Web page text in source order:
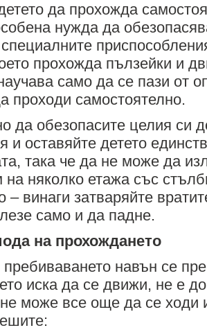
да прохожда
нужда да
прохожда пълзейки и
само да се пази от
проходи самостоятелно.
да обезопасите целия си
и оставяйте детето
така че да не може да
няколко етажа със
– винаги затваряйте
само и да падне.
на прохождането
навън се
иска да се движи, не е
може все още да се ходи